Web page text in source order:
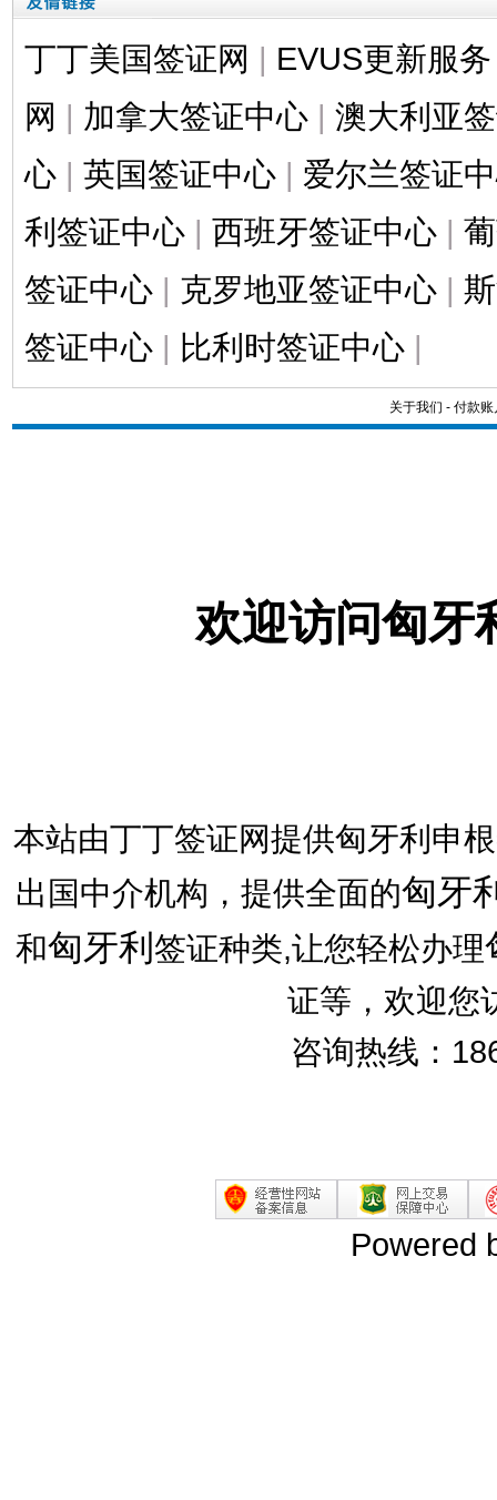
丁丁美国签证网 | EVUS更新服务
网 | 加拿大签证中心 | 澳大利亚
心 | 英国签证中心 | 爱尔兰签证
利签证中心 | 西班牙签证中心 |
签证中心 | 克罗地亚签证中心 |
签证中心 | 比利时签证中心 |
关于我们 - 付款账
欢迎访问匈牙
本站由丁丁签证网提供匈牙利申
出国中介机构，提供全面的匈牙
和匈牙利 签证种类,让您轻松办理
证等，欢迎您
咨询热线：
Powered